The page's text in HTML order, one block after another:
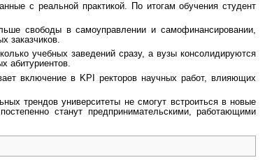
с реальной практикой. По итогам обучения студент
свободы в самоуправлении и самофинансировании,
заказчиков.
учебных заведений сразу, а вузы консолидируются
абитуриентов.
включение в KPI ректоров научных работ, влияющих
трендов университеты не смогут встроиться в новые
станут предпринимательскими, работающими